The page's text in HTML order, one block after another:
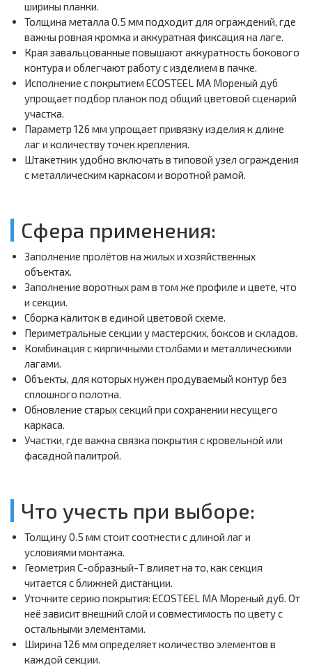
ширины планки.
Толщина металла 0.5 мм подходит для ограждений, где
важны ровная кромка и аккуратная фиксация на лаге.
Края завальцованные повышают аккуратность бокового
контура и облегчают работу с изделием в пачке.
Исполнение с покрытием ECOSTEEL MA Мореный дуб
упрощает подбор планок под общий цветовой сценарий
участка.
Параметр 126 мм упрощает привязку изделия к длине
лаг и количеству точек крепления.
Штакетник удобно включать в типовой узел ограждения
с металлическим каркасом и воротной рамой.
Сфера применения:
Заполнение пролётов на жилых и хозяйственных
объектах.
Заполнение воротных рам в том же профиле и цвете, что
и секции.
Сборка калиток в единой цветовой схеме.
Периметральные секции у мастерских, боксов и складов.
Комбинация с кирпичными столбами и металлическими
лагами.
Объекты, для которых нужен продуваемый контур без
сплошного полотна.
Обновление старых секций при сохранении несущего
каркаса.
Участки, где важна связка покрытия с кровельной или
фасадной палитрой.
Что учесть при выборе:
Толщину 0.5 мм стоит соотнести с длиной лаг и
условиями монтажа.
Геометрия С-образный-Т влияет на то, как секция
читается с ближней дистанции.
Уточните серию покрытия: ECOSTEEL MA Мореный дуб. От
неё зависит внешний слой и совместимость по цвету с
остальными элементами.
Ширина 126 мм определяет количество элементов в
каждой секции.